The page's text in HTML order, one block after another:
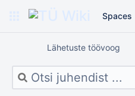
Spaces
Lähetuste töövoog